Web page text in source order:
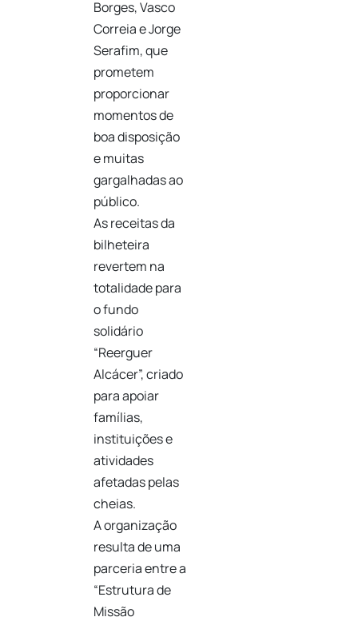
Borges, Vasco
Correia e Jorge
Serafim, que
prometem
proporcionar
momentos de
boa disposição
e muitas
gargalhadas ao
público.
As receitas da
bilheteira
revertem na
totalidade para
o fundo
solidário
“Reerguer
Alcácer”, criado
para apoiar
famílias,
instituições e
atividades
afetadas pelas
cheias.
A organização
resulta de uma
parceria entre a
“Estrutura de
Missão